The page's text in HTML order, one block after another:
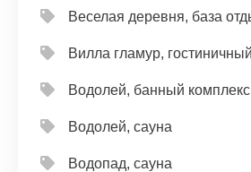
Веселая деревня, база
Вилла гламур,
Водолей, банный комплекс
Водолей, сауна
Водопад, сауна